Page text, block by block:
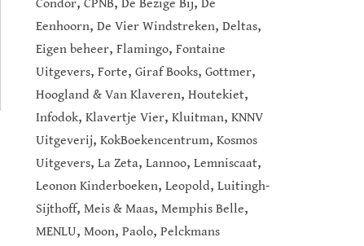
Condor CPNB De Bezige Bij De
Eenhoorn, De Vier Windstreken, Deltas,
Eigen beheer, Flamingo, Fontaine
Uitgevers, Forte, Giraf Books, Gottmer,
Hoogland & Van Klaveren, Houtekiet,
Infodok, Klavertje Vier, Kluitman, KNNV
Uitgeverij, KokBoekencentrum, Kosmos
Uitgevers, La Zeta, Lannoo, Lemniscaat,
Leonon Kinderboeken, Leopold, Luitingh-
Sijthoff, Meis & Maas, Memphis Belle,
MENLU, Moon, Paolo, Pelckmans